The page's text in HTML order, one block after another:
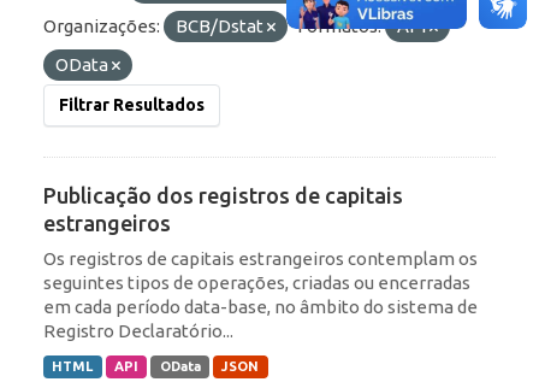
Organizações:
BCB/Dstat Formatos:
API
OData
Filtrar Resultados
Publicação dos registros de capitais
estrangeiros
Os registros de capitais estrangeiros contemplam os
seguintes tipos de operações, criadas ou encerradas
em cada período data-base, no âmbito do sistema de
Registro Declaratório...
HTML API OData JSON